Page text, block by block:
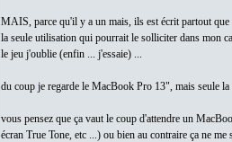
MAIS, parce qu'il y a un mais, ils est écrit partout
la seule utilisation qui pourrait le solliciter dans mon
le jeu j'oublie (enfin ... j'essaie) ...
du coup je regarde le MacBook Pro 13", mais seule
vous pensez que ça vaut le coup d'attendre un
écran True Tone, etc ...) ou bien au contraire ça ne